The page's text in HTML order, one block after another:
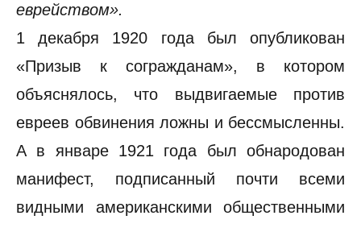
еврейством».
1 декабря 1920 года был опубликован
«Призыв к согражданам», в котором
объяснялось, что выдвигаемые против
евреев обвинения ложны и бессмысленны.
А в январе 1921 года был обнародован
манифест, подписанный почти всеми
видными американскими общественными